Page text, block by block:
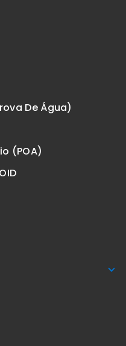
De Água)
(POA)